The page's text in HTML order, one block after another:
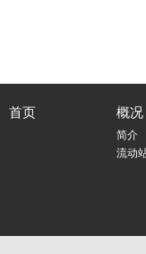
首页 概况
简介
流动